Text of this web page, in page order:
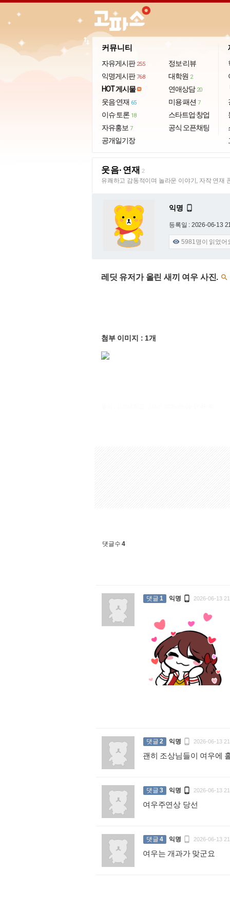
커뮤니티
자유게시판 255
익명게시판 768
HOT 게시물
웃음·연재 65
이슈·토론 18
자유홍보 7
공개일기장
정보·리뷰
대학원 2
연애상담 20
미용·패션 7
스타트업·창업
공식 오픈채팅
import_export
웃음·연재 2
유쾌하고 감동적이며 놀라운 이야기, 자작 연재
익명 
등록일 : 2026-06-13
 5981명이 읽었어
레딧 유저가 올린 새끼 여우 사진. 
첨부 이미지 : 1개
댓글수4
댓글1 익명  2026-06-13
댓글2 익명  2026-06-13
괜히 조상님들이 여우에
댓글3 익명  2026-06-13
여우주연상 당선
댓글4 익명  2026-06-13
여우는 개과가 맞군요